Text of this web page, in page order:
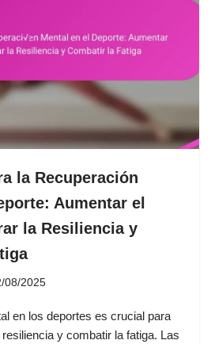
la Recuperación
Aumentar el
la Resiliencia y
08/2025
en los deportes es crucial para
y combatir la fatiga. Las